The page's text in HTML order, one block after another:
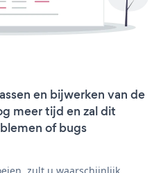
en bijwerken van de
meer tijd en zal dit
of bugs